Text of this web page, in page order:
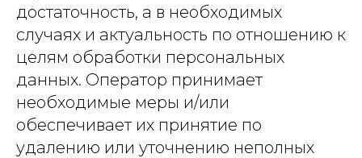
достаточность, а в необходимых
случаях и актуальность по отношению к
целям обработки персональных
данных. Оператор принимает
необходимые меры и/или
обеспечивает их принятие по
удалению или уточнению неполных